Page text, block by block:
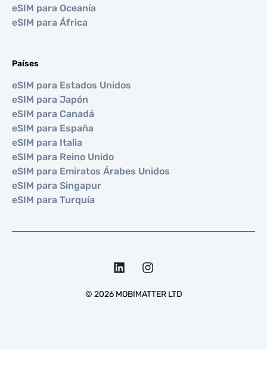
eSIM para Oceanía
eSIM para África
Países
eSIM para Estados Unidos
eSIM para Japón
eSIM para Canadá
eSIM para España
eSIM para Italia
eSIM para Reino Unido
eSIM para Emiratos Árabes Unidos
eSIM para Singapur
eSIM para Turquía
© 2026MOBIMATTER LTD